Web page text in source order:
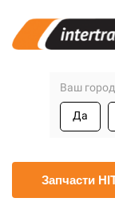
Ваш
Да
Запчасти